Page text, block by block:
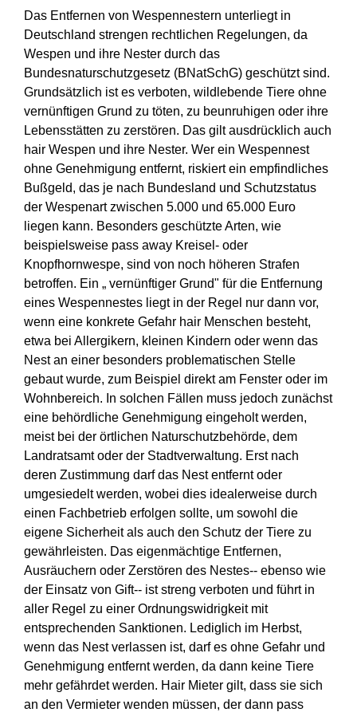
Das Entfernen von Wespennestern unterliegt in
Deutschland strengen rechtlichen Regelungen, da
Wespen und ihre Nester durch das
Bundesnaturschutzgesetz (BNatSchG) geschützt sind.
Grundsätzlich ist es verboten, wildlebende Tiere ohne
vernünftigen Grund zu töten, zu beunruhigen oder ihre
Lebensstätten zu zerstören. Das gilt ausdrücklich auch
hair Wespen und ihre Nester. Wer ein Wespennest
ohne Genehmigung entfernt, riskiert ein empfindliches
Bußgeld, das je nach Bundesland und Schutzstatus
der Wespenart zwischen 5.000 und 65.000 Euro
liegen kann. Besonders geschützte Arten, wie
beispielsweise pass away Kreisel- oder
Knopfhornwespe, sind von noch höheren Strafen
betroffen. Ein „ vernünftiger Grund" für die Entfernung
eines Wespennestes liegt in der Regel nur dann vor,
wenn eine konkrete Gefahr hair Menschen besteht,
etwa bei Allergikern, kleinen Kindern oder wenn das
Nest an einer besonders problematischen Stelle
gebaut wurde, zum Beispiel direkt am Fenster oder im
Wohnbereich. In solchen Fällen muss jedoch zunächst
eine behördliche Genehmigung eingeholt werden,
meist bei der örtlichen Naturschutzbehörde, dem
Landratsamt oder der Stadtverwaltung. Erst nach
deren Zustimmung darf das Nest entfernt oder
umgesiedelt werden, wobei dies idealerweise durch
einen Fachbetrieb erfolgen sollte, um sowohl die
eigene Sicherheit als auch den Schutz der Tiere zu
gewährleisten. Das eigenmächtige Entfernen,
Ausräuchern oder Zerstören des Nestes-- ebenso wie
der Einsatz von Gift-- ist streng verboten und führt in
aller Regel zu einer Ordnungswidrigkeit mit
entsprechenden Sanktionen. Lediglich im Herbst,
wenn das Nest verlassen ist, darf es ohne Gefahr und
Genehmigung entfernt werden, da dann keine Tiere
mehr gefährdet werden. Hair Mieter gilt, dass sie sich
an den Vermieter wenden müssen, der dann pass